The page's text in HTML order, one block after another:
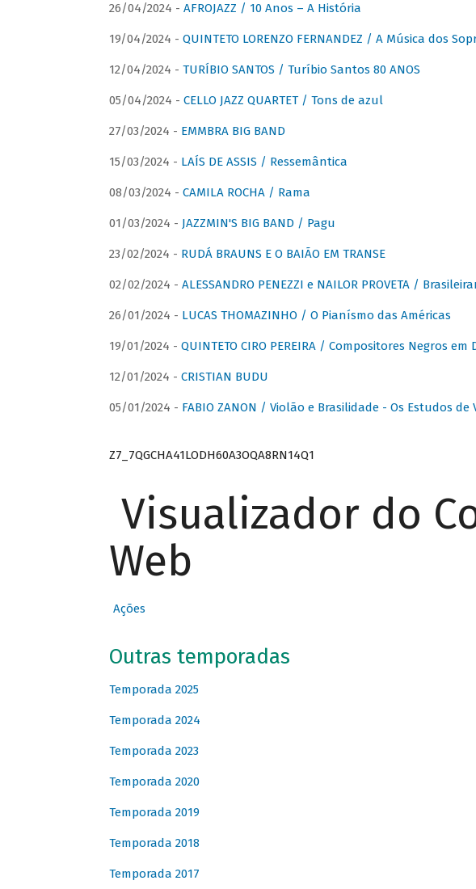
26/04/2024 - AFROJAZZ / 10 Anos – A História
19/04/2024 - QUINTETO LORENZO FERNANDEZ / A Música dos
12/04/2024 - TURÍBIO SANTOS / Turíbio Santos 80 ANOS
05/04/2024 - CELLO JAZZ QUARTET / Tons de azul
27/03/2024 - EMMBRA BIG BAND
15/03/2024 - LAÍS DE ASSIS / Ressemântica
08/03/2024 - CAMILA ROCHA / Rama
01/03/2024 - JAZZMIN'S BIG BAND / Pagu
23/02/2024 - RUDÁ BRAUNS E O BAIÃO EM TRANSE
02/02/2024 - ALESSANDRO PENEZZI e NAILOR PROVETA /
26/01/2024 - LUCAS THOMAZINHO / O Pianísmo das Américas
19/01/2024 - QUINTETO CIRO PEREIRA / Compositores Negros em
12/01/2024 - CRISTIAN BUDU
05/01/2024 - FABIO ZANON / Violão e Brasilidade - Os Estudos
Z7_7QGCHA41LODH60A3OQA8RN14Q1
Visualizador do
Web
Ações
Outras temporadas
Temporada 2025
Temporada 2024
Temporada 2023
Temporada 2020
Temporada 2019
Temporada 2018
Temporada 2017